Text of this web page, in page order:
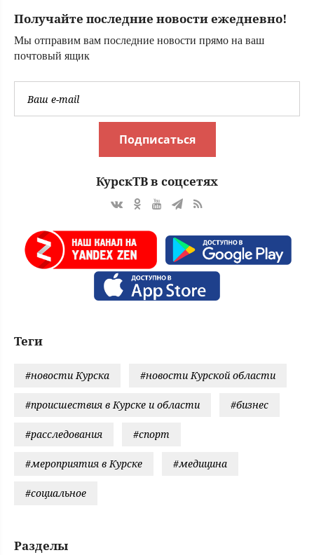
быть лидером в
Получайте последние новости ежедневно!
Мы отправим вам последние новости прямо на ваш
почтовый ящик
Подписаться
КурскТВ в соцсетях
Теги
#новости Курска #новости Курской области
#происшествия в Курске и области #бизнес
#расследования #спорт
#мероприятия в Курске #медицина
#социальное
Разделы